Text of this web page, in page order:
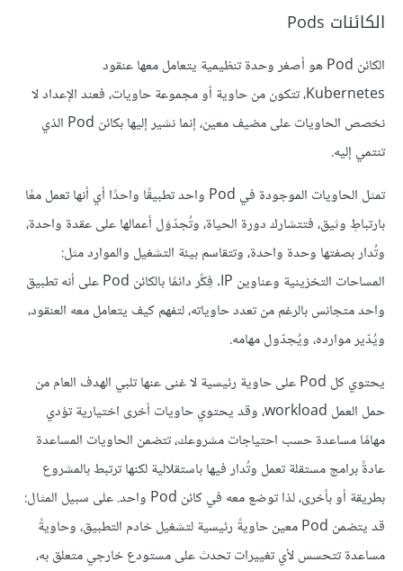
الكائنات Pods
الكائن Pod هو أصغر وحدة تنظيمية يتعامل معها عنقود
Kubernetes، تتكون من حاوية أو مجموعة حاويات، فعند الإعداد لا
نخصص الحاويات على مضيف معين، إنما نشير إليها بكائن Pod الذي
تنتمي إليه.
تمثل الحاويات الموجودة في Pod واحد تطبيقًا واحدًا أي أنها تعمل معًا
بارتباطٍ وثيق، فتتشارك دورة الحياة، وتُجدّوَل أعمالها على عقدة واحدة،
وتُدار بصفتها وحدة واحدة، وتتقاسم بيئة التشغيل والموارد مثل:
المساحات التخزينية وعناوين IP. فِكِّر دائمًا بالكائن Pod على أنه تطبيق
واحد متجانس بالرغم من تعدد حاوياته، لتفهم كيف يتعامل معه العنقود،
ويُدّير موارده، ويُجدّول مهامه.
يحتوي كل Pod على حاوية رئيسية لا غنى عنها تلبي الهدف العام من
حمل العمل workload، وقد يحتوي حاويات أخرى اختيارية تؤدي
مهامًا مساعدة حسب احتياجات مشروعك، تتضمن الحاويات المساعدة
عادةً برامج مستقلة تعمل وتُدار فيها باستقلالية لكنها ترتبط بالمشروع
بطريقة أو بأخرى، لذا توضع معه في كائن Pod واحد. على سبيل المثال:
قد يتضمن Pod معين حاويةً رئيسية لتشغيل خادم التطبيق، وحاويةً
مساعدة تتحسس لأي تغييرات تحدث على مستودع خارجي متعلق به،